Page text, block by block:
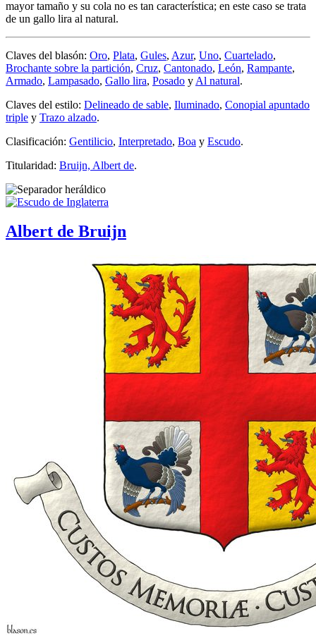
mayor tamaño y su cola no es tan característica; en este caso se trata
de un gallo lira al natural.
Claves del blasón: Oro, Plata, Gules, Azur, Uno, Cuartelado,
Brochante sobre la partición, Cruz, Cantonado, León, Rampante,
Armado, Lampasado, Gallo lira, Posado y Al natural.
Claves del estilo: Delineado de sable, Iluminado, Conopial apuntado
triple y Trazo alzado.
Clasificación: Gentilicio, Interpretado, Boa y Escudo.
Titularidad: Bruijn, Albert de.
Albert de Bruijn